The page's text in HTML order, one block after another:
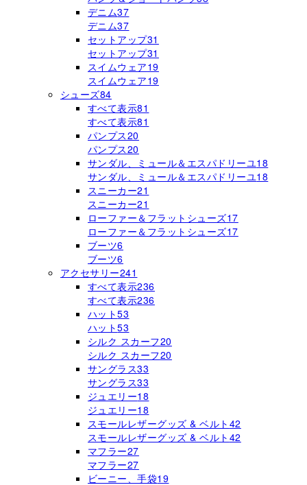
デニム37
デニム37
セットアップ31
セットアップ31
スイムウェア19
スイムウェア19
シューズ84
すべて表示81
すべて表示81
パンプス20
パンプス20
サンダル、ミュール＆エスパドリーユ18
サンダル、ミュール＆エスパドリーユ18
スニーカー21
スニーカー21
ローファー＆フラットシューズ17
ローファー＆フラットシューズ17
ブーツ6
ブーツ6
アクセサリー241
すべて表示236
すべて表示236
ハット53
ハット53
シルク スカーフ20
シルク スカーフ20
サングラス33
サングラス33
ジュエリー18
ジュエリー18
スモールレザーグッズ & ベルト 42
スモールレザーグッズ & ベルト 42
マフラー27
マフラー27
ビーニー、手袋19